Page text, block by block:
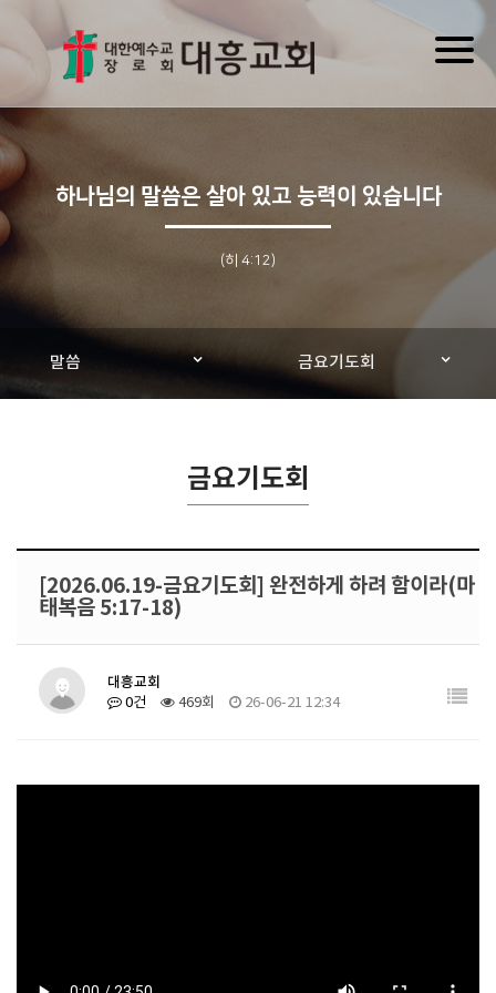
하나님의 말씀은 살아 있고 능력이 있습니다
(히 4:12)
말씀 금요기도회
금요기도회
[2026.06.19-금요기도회] 완전하게 하려 함이라(마
태복음 5:17-18)
대흥교회
0건 469회 26-06-21 12:34